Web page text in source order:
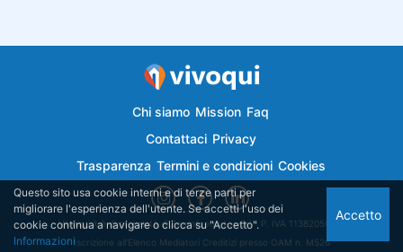
Chi siamo Mission Faq
Contattaci Privacy
Trasparenza Termini e condizioni Cookies
Vivoqui.it è di proprietà di Semplicemutuo Srl - P. IVA 11382050018
Iscrizione all'Elenco Mediatori Creditizi presso OAM n. M526
Questo sito usa cookie interni e di terze parti per
migliorare l'esperienza dell'utente. Se accetti l'uso dei
cookie continua a navigare o clicca su "Accetto".
Informazioni
Accetto